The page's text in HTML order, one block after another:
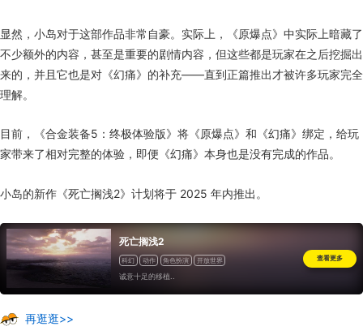
显然，小岛对于这部作品非常自豪。实际上，《原爆点》中实际上暗藏了
不少额外的内容，甚至是重要的剧情内容，但这些都是玩家在之后挖掘出
来的，并且它也是对《幻痛》的补充——直到正篇推出才被许多玩家完全
理解。
目前，《合金装备5：终极体验版》将《原爆点》和《幻痛》绑定，给玩
家带来了相对完整的体验，即便《幻痛》本身也是没有完成的作品。
小岛的新作《死亡搁浅2》计划将于 2025 年内推出。
死亡搁浅2
科幻 动作 角色扮演 开放世界
诚意十足的移植..
查看更多
再逛逛>>